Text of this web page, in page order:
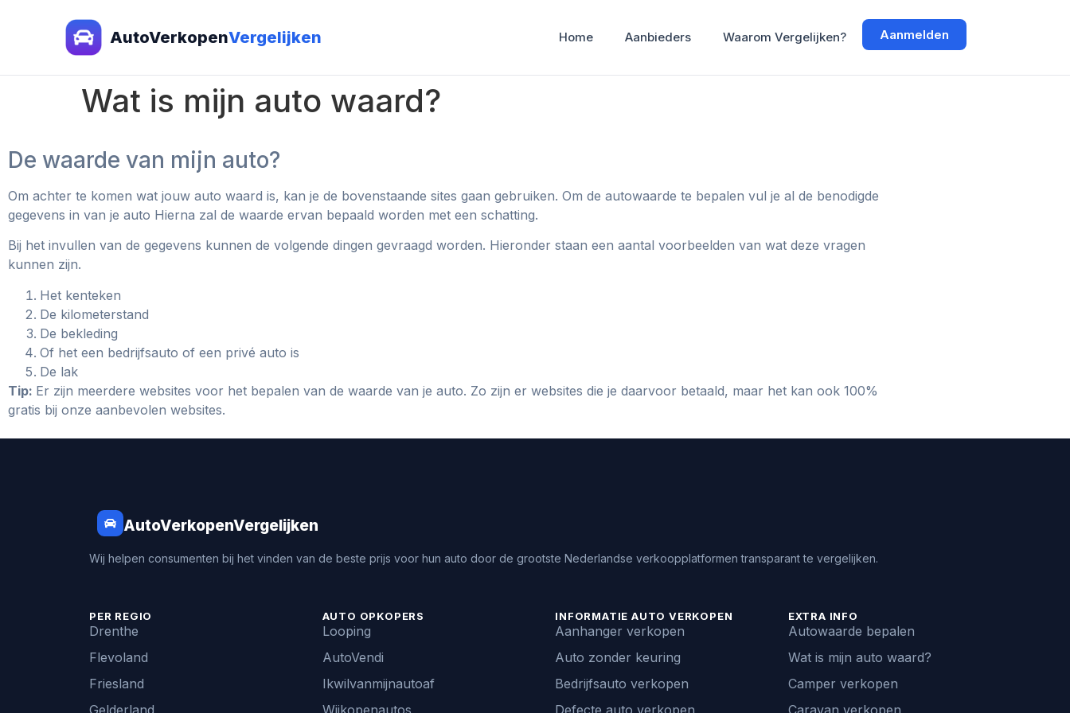
AutoVerkopenVergelijken Home Aanbieders Waarom Vergelijken? Aanmelden
Wat is mijn auto waard?
De waarde van mijn auto?
Om achter te komen wat jouw auto waard is, kan je de bovenstaande sites gaan gebruiken. Om de autowaarde te bepalen vul je al de benodigde
gegevens in van je auto Hierna zal de waarde ervan bepaald worden met een schatting.
Bij het invullen van de gegevens kunnen de volgende dingen gevraagd worden. Hieronder staan een aantal voorbeelden van wat deze vragen
kunnen zijn.
Het kenteken
De kilometerstand
De bekleding
Of het een bedrijfsauto of een privé auto is
De lak
Tip: Er zijn meerdere websites voor het bepalen van de waarde van je auto. Zo zijn er websites die je daarvoor betaald, maar het kan ook 100%
gratis bij onze aanbevolen websites.
AutoVerkopenVergelijken
Wij helpen consumenten bij het vinden van de beste prijs voor hun auto door de grootste Nederlandse verkoopplatformen transparant te vergelijken.
PER REGIO
Drenthe
Flevoland
Friesland
Gelderland
AUTO OPKOPERS
Looping
AutoVendi
Ikwilvanmijnautoaf
Wijkopenautos
INFORMATIE AUTO VERKOPEN
Aanhanger verkopen
Auto zonder keuring
Bedrijfsauto verkopen
Defecte auto verkopen
EXTRA INFO
Autowaarde bepalen
Wat is mijn auto waard?
Camper verkopen
Caravan verkopen